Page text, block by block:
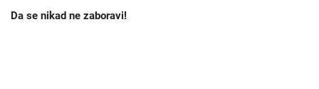
Da se nikad ne zaboravi!